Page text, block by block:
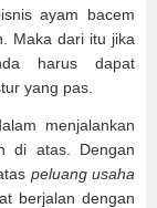
ayam bacem
Maka dari itu jika
harus dapat
yang pas.
menjalankan
di atas. Dengan
peluang usaha
berjalan dengan